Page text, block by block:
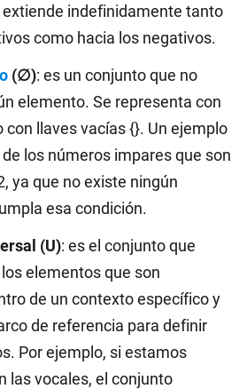
extiende indefinidamente tanto
como hacia los negativos.
(∅): es un conjunto que no
elemento. Se representa con
llaves vacías {}. Un ejemplo
los números impares que son
ya que no existe ningún
esa condición.
(U): es el conjunto que
elementos que son
de un contexto específico y
de referencia para definir
Por ejemplo, si estamos
las vocales, el conjunto